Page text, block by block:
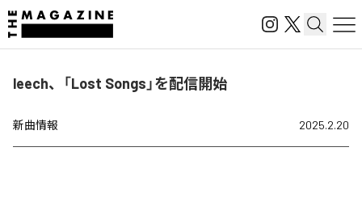
leech、「Lost Songs」を配信開始
新曲情報 2025.2.20